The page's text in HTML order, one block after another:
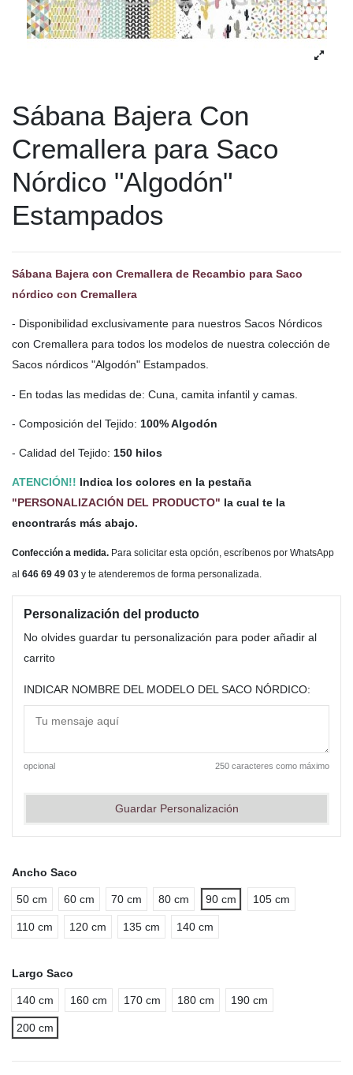
Sábana Bajera Con
Cremallera para Saco
Nórdico "Algodón"
Estampados
Sábana Bajera con Cremallera de Recambio para Saco
nórdico con Cremallera
- Disponibilidad exclusivamente para nuestros Sacos Nórdicos
con Cremallera para todos los modelos de nuestra colección de
Sacos nórdicos "Algodón" Estampados.
- En todas las medidas de: Cuna, camita infantil y camas.
- Composición del Tejido: 100% Algodón
- Calidad del Tejido: 150 hilos
ATENCIÓN!! Indica los colores en la pestaña
"PERSONALIZACIÓN DEL PRODUCTO" la cual te la
encontrarás más abajo.
Confección a medida. Para solicitar esta opción, escríbenos por WhatsApp
al 646 69 49 03 y te atenderemos de forma personalizada.
Personalización del producto
No olvides guardar tu personalización para poder añadir al
carrito
INDICAR NOMBRE DEL MODELO DEL SACO NÓRDICO:
opcional 250 caracteres como máximo
Guardar Personalización
Ancho Saco
50 cm 60 cm 70 cm 80 cm 90 cm 105 cm
110 cm 120 cm 135 cm 140 cm
Largo Saco
140 cm 160 cm 170 cm 180 cm 190 cm
200 cm